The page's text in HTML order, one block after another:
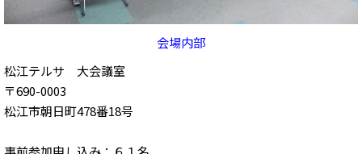
会場内部
松江テルサ 大会議室
〒690-0003
松江市朝日町478番18号